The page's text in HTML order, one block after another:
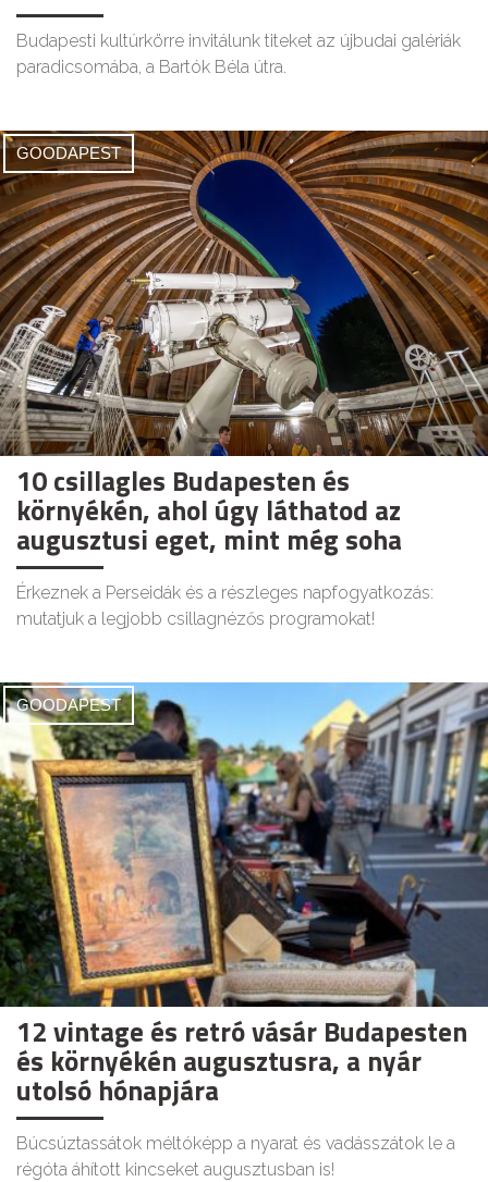
Budapesti kultúrkörre invitálunk titeket az újbudai galériák
paradicsomába, a Bartók Béla útra.
GOODAPEST
10 csillagles Budapesten és
környékén, ahol úgy láthatod az
augusztusi eget, mint még soha
Érkeznek a Perseidák és a részleges napfogyatkozás:
mutatjuk a legjobb csillagnézős programokat!
GOODAPEST
12 vintage és retró vásár Budapesten
és környékén augusztusra, a nyár
utolsó hónapjára
Búcsúztassátok méltóképp a nyarat és vadásszátok le a
régóta áhított kincseket augusztusban is!